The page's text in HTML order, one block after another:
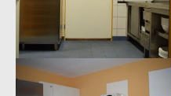
Show larger version